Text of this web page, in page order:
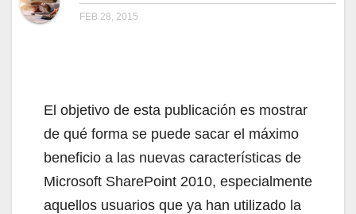
FEB 28, 2015
El objetivo de esta publicación es mostrar
de qué forma se puede sacar el máximo
beneficio a las nuevas características de
Microsoft SharePoint 2010, especialmente
aquellos usuarios que ya han utilizado la